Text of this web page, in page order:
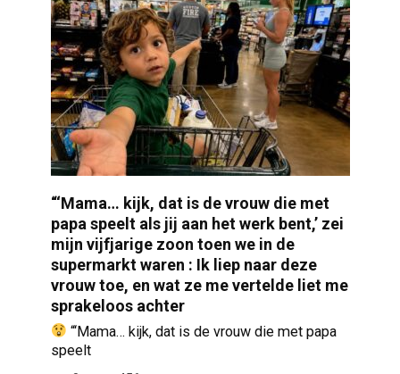
“‘Mama… kijk, dat is de vrouw die met
papa speelt als jij aan het werk bent,’ zei
mijn vijfjarige zoon toen we in de
supermarkt waren : Ik liep naar deze
vrouw toe, en wat ze me vertelde liet me
sprakeloos achter
“‘Mama… kijk, dat is de vrouw die met papa
speelt